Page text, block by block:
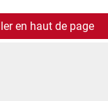
en haut de page